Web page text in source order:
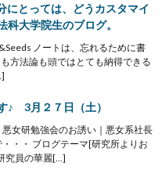
にとっては、どうカスタマイ
科大学院生のブログ。
ノートは、忘れるために書
方法論も頭ではとても納得できる
♪ 3月２７日（土）
女研勉強会のお誘い｜悪女系社長
・・ ブログテーマ[研究所よりお
究員の華麗[…]